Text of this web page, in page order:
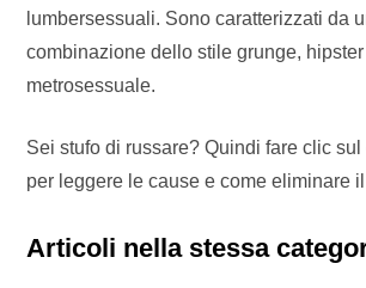
lumbersessuali. Sono caratterizzati da
combinazione dello stile grunge,
metrosessuale.
Sei stufo di russare? Quindi fare clic
per leggere le cause e come eliminare il
Articoli nella stessa